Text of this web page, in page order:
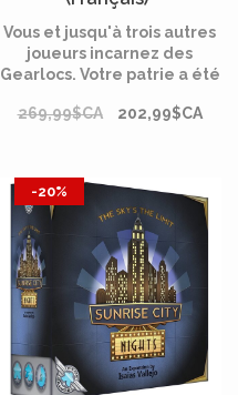
Vous et jusqu'à trois autres
joueurs incarnez des
Gearlocs. Votre patrie a été
sauvages, et le Conseil
269,99$CA 202,99$CA
-20%